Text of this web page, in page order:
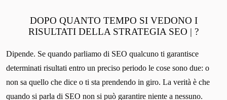
DOPO QUANTO TEMPO SI VEDONO I
RISULTATI DELLA STRATEGIA SEO | ?
Dipende. Se quando parliamo di SEO qualcuno ti garantisce
determinati risultati entro un preciso periodo le cose sono due: o
non sa quello che dice o ti sta prendendo in giro. La verità è che
quando si parla di SEO non si può garantire niente a nessuno.